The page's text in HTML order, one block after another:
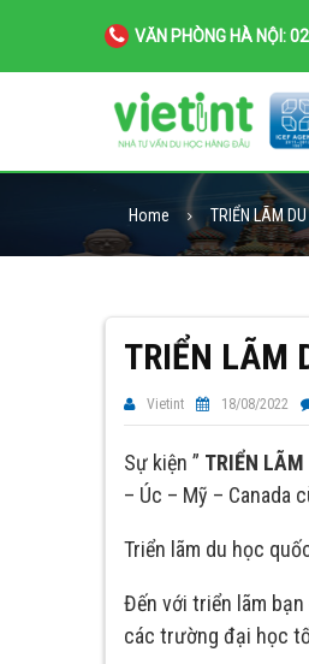
VĂN PHÒNG HÀ NỘI:
Home TRIỂN LÃM
TRIỂN LÃM
Vietint 18/08/2022
Sự kiện ” TRIỂN
– Úc – Mỹ – Canada
Triển lãm du học
Đến với triển lãm
các trường đại học